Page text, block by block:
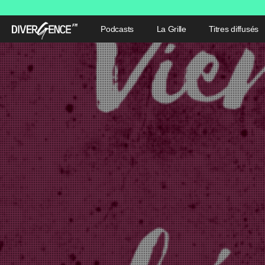
Podcasts La Grille Titres diffusés